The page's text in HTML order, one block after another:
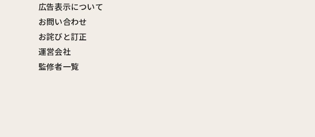
広告表示について
お問い合わせ
お詫びと訂正
運営会社
監修者一覧